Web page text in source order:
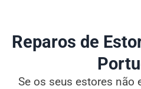
Reparos de
Se os seus estores não